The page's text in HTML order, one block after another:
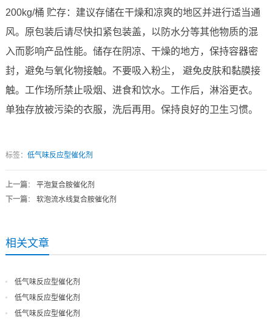
200kg/桶 贮存：建议存储在干燥和凉爽的地区并进行适当通
风。原包装后请尽快扣紧包装盖，以防水分等其他物质的混
入而影响产品性能。储存在阴凉、干燥的地方，保持容器密
封，避免与氧化物接触。不要吸入粉尘， 避免皮肤和黏膜接
触。工作场所禁止吸烟、进食和饮水。工作后，淋浴更衣。
单独存放被污染的衣服，洗后再用。保持良好的卫生习惯。
标签： 低气味反应型催化剂
上一篇： 平泡复合胺催化剂
下一篇： 软泡流水线复合胺催化剂
相关文章
低气味反应型催化剂
低气味反应型催化剂
低气味反应型催化剂